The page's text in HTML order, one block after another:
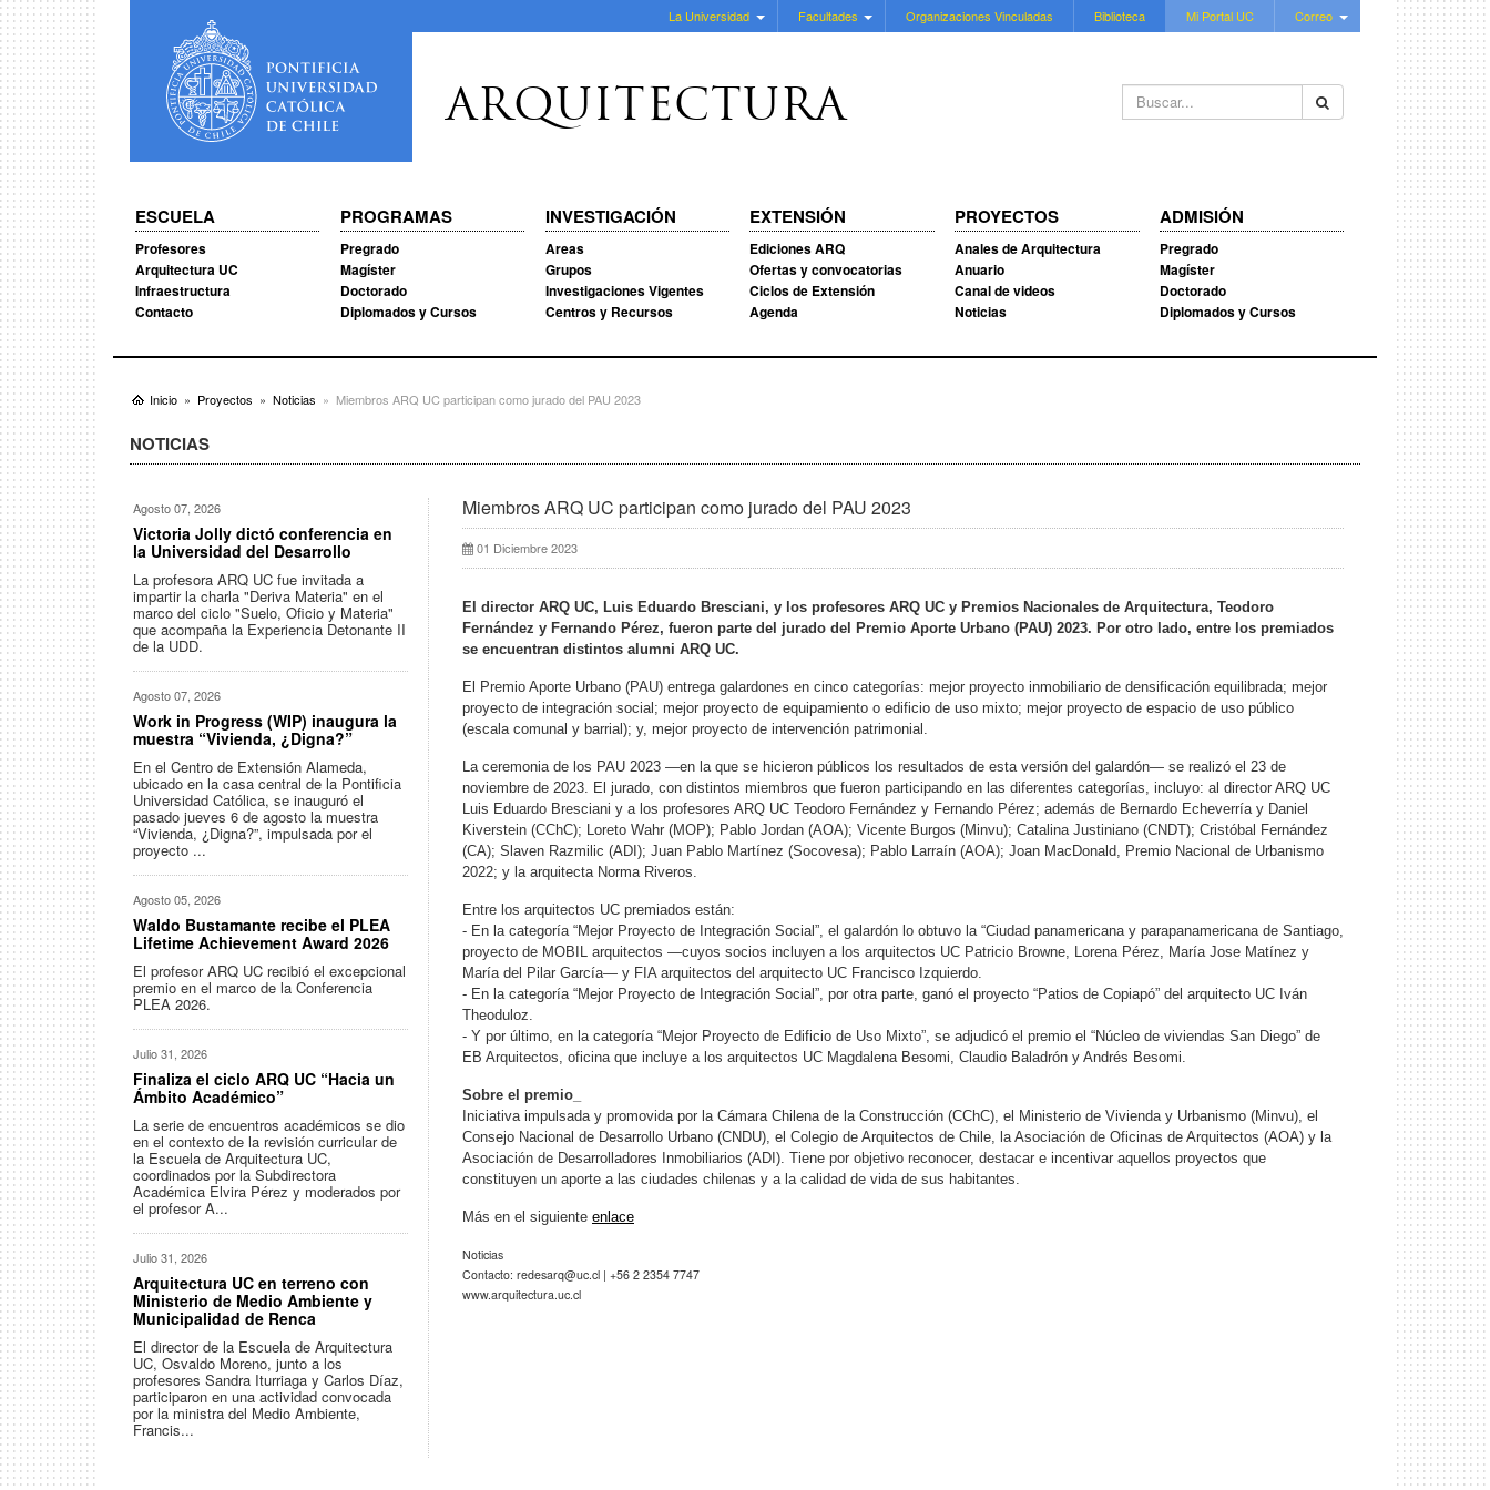
La Universidad Facultades Organizaciones Vinculadas Biblioteca Mi Portal UC Correo
Buscar...
ARQUITECTURA
ESCUELA
Profesores
Arquitectura UC
Infraestructura
Contacto
PROGRAMAS
Pregrado
Magíster
Doctorado
Diplomados y Cursos
INVESTIGACIÓN
Areas
Grupos
Investigaciones Vigentes
Centros y Recursos
EXTENSIÓN
Ediciones ARQ
Ofertas y convocatorias
Ciclos de Extensión
Agenda
PROYECTOS
Anales de Arquitectura
Anuario
Canal de videos
Noticias
ADMISIÓN
Pregrado
Magíster
Doctorado
Diplomados y Cursos
Inicio Proyectos Noticias Miembros ARQ UC participan como jurado del PAU 2023
NOTICIAS
Miembros ARQ UC participan como jurado del PAU 2023
01 Diciembre 2023
El director ARQ UC, Luis Eduardo Bresciani, y los profesores ARQ UC y Premios Nacionales de Arquitectura, Teodoro
Fernández y Fernando Pérez, fueron parte del jurado del Premio Aporte Urbano (PAU) 2023. Por otro lado, entre los premiados
se encuentran distintos alumni ARQ UC.
El Premio Aporte Urbano (PAU) entrega galardones en cinco categorías: mejor proyecto inmobiliario de densificación equilibrada; mejor
proyecto de integración social; mejor proyecto de equipamiento o edificio de uso mixto; mejor proyecto de espacio de uso público
(escala comunal y barrial); y, mejor proyecto de intervención patrimonial.
La ceremonia de los PAU 2023 —en la que se hicieron públicos los resultados de esta versión del galardón— se realizó el 23 de
noviembre de 2023. El jurado, con distintos miembros que fueron participando en las diferentes categorías, incluyo: al director ARQ UC
Luis Eduardo Bresciani y a los profesores ARQ UC Teodoro Fernández y Fernando Pérez; además de Bernardo Echeverría y Daniel
Kiverstein (CChC); Loreto Wahr (MOP); Pablo Jordan (AOA); Vicente Burgos (Minvu); Catalina Justiniano (CNDT); Cristóbal Fernández
(CA); Slaven Razmilic (ADI); Juan Pablo Martínez (Socovesa); Pablo Larraín (AOA); Joan MacDonald, Premio Nacional de Urbanismo
2022; y la arquitecta Norma Riveros.
Entre los arquitectos UC premiados están:
- En la categoría “Mejor Proyecto de Integración Social”, el galardón lo obtuvo la “Ciudad panamericana y parapanamericana de Santiago,
proyecto de MOBIL arquitectos —cuyos socios incluyen a los arquitectos UC Patricio Browne, Lorena Pérez, María Jose Matínez y
María del Pilar García— y FIA arquitectos del arquitecto UC Francisco Izquierdo.
- En la categoría “Mejor Proyecto de Integración Social”, por otra parte, ganó el proyecto “Patios de Copiapó” del arquitecto UC Iván
Theoduloz.
- Y por último, en la categoría “Mejor Proyecto de Edificio de Uso Mixto”, se adjudicó el premio el “Núcleo de viviendas San Diego” de
EB Arquitectos, oficina que incluye a los arquitectos UC Magdalena Besomi, Claudio Baladrón y Andrés Besomi.
Sobre el premio_
Iniciativa impulsada y promovida por la Cámara Chilena de la Construcción (CChC), el Ministerio de Vivienda y Urbanismo (Minvu), el
Consejo Nacional de Desarrollo Urbano (CNDU), el Colegio de Arquitectos de Chile, la Asociación de Oficinas de Arquitectos (AOA) y la
Asociación de Desarrolladores Inmobiliarios (ADI). Tiene por objetivo reconocer, destacar e incentivar aquellos proyectos que
constituyen un aporte a las ciudades chilenas y a la calidad de vida de sus habitantes.
Más en el siguiente enlace
Noticias
Contacto: redesarq@uc.cl | +56 2 2354 7747
www.arquitectura.uc.cl
Agosto 07, 2026
Victoria Jolly dictó conferencia en
la Universidad del Desarrollo
La profesora ARQ UC fue invitada a
impartir la charla "Deriva Materia" en el
marco del ciclo "Suelo, Oficio y Materia"
que acompaña la Experiencia Detonante II
de la UDD.
Agosto 07, 2026
Work in Progress (WIP) inaugura la
muestra “Vivienda, ¿Digna?”
En el Centro de Extensión Alameda,
ubicado en la casa central de la Pontificia
Universidad Católica, se inauguró el
pasado jueves 6 de agosto la muestra
“Vivienda, ¿Digna?”, impulsada por el
proyecto ...
Agosto 05, 2026
Waldo Bustamante recibe el PLEA
Lifetime Achievement Award 2026
El profesor ARQ UC recibió el excepcional
premio en el marco de la Conferencia
PLEA 2026.
Julio 31, 2026
Finaliza el ciclo ARQ UC “Hacia un
Ámbito Académico”
La serie de encuentros académicos se dio
en el contexto de la revisión curricular de
la Escuela de Arquitectura UC,
coordinados por la Subdirectora
Académica Elvira Pérez y moderados por
el profesor A...
Julio 31, 2026
Arquitectura UC en terreno con
Ministerio de Medio Ambiente y
Municipalidad de Renca
El director de la Escuela de Arquitectura
UC, Osvaldo Moreno, junto a los
profesores Sandra Iturriaga y Carlos Díaz,
participaron en una actividad convocada
por la ministra del Medio Ambiente,
Francis...